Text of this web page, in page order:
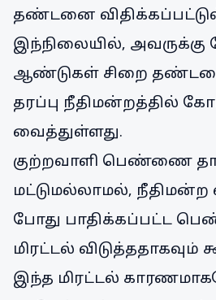
தண்டனை
இந்நிலையில், அவருக்கு
ஆண்டுகள் சிறை
தரப்பு நீதிமன்றத்தில்
வைத்துள்ளது.
குற்றவாளி பெண்ணை
மட்டுமல்லாமல்,
போது பாதிக்கப்பட்ட
மிரட்டல் விடுத்ததாகவும்
இந்த மிரட்டல்